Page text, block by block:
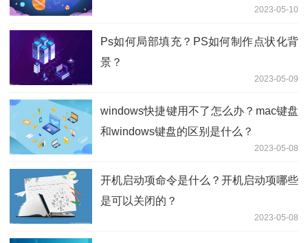
2023-05-10
Ps如何局部填充？PS如何制作点状化背
景？
2023-05-09
windows快捷键用不了怎么办？mac键盘
和windows键盘的区别是什么？
2023-05-08
开机启动项命令是什么？开机启动项哪些
是可以关闭的？
2023-05-08